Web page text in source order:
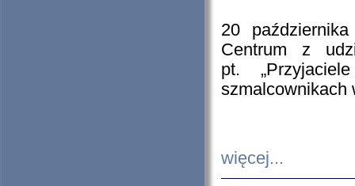
20
Centrum z
pt.
szmalcownikach
więcej...